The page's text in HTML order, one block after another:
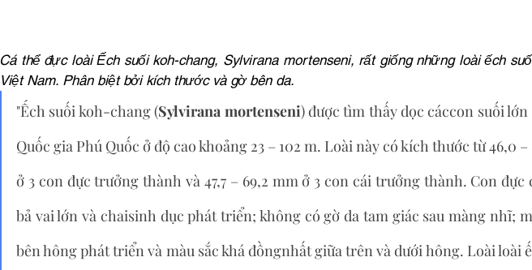
Cá thể đực loài Ếch suối koh-chang, Sylvirana mortenseni, rất giống những loài ếch
Việt Nam. Phân biệt bởi kích thước và gờ bên da.
"Ếch suối koh-chang (Sylvirana mortenseni) được tìm thấy dọc cáccon suối lớn
Quốc gia Phú Quốc ở độ cao khoảng 23 – 102 m. Loài này có kích thước từ 46,0
ở 3 con đực trưởng thành và 47,7 – 69,2 mm ở 3 con cái trưởng thành. Con đực
bả vai lớn và chaisinh dục phát triển; không có gờ da tam giác sau màng nhĩ;
bên hông phát triển và màu sắc khá đồngnhất giữa trên và dưới hông. Loài loài